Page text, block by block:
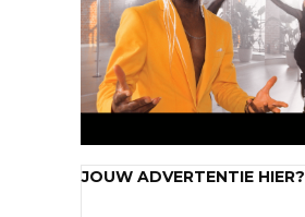
JOUW ADVERTENTIE HIER?